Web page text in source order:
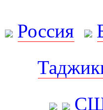
Россия